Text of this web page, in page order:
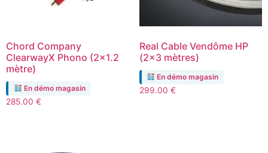
Chord Company
ClearwayX Phono (2×1.2
mètre)
En démo magasin
285.00 €
Real Cable Vendôme HP
(2×3 mètres)
En démo magasin
299.00 €